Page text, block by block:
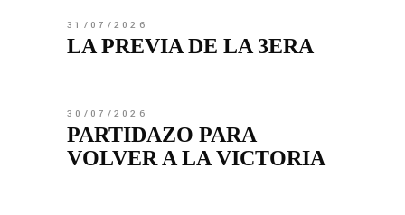
31/07/2026
LA PREVIA DE LA 3ERA
30/07/2026
PARTIDAZO PARA
VOLVER A LA VICTORIA